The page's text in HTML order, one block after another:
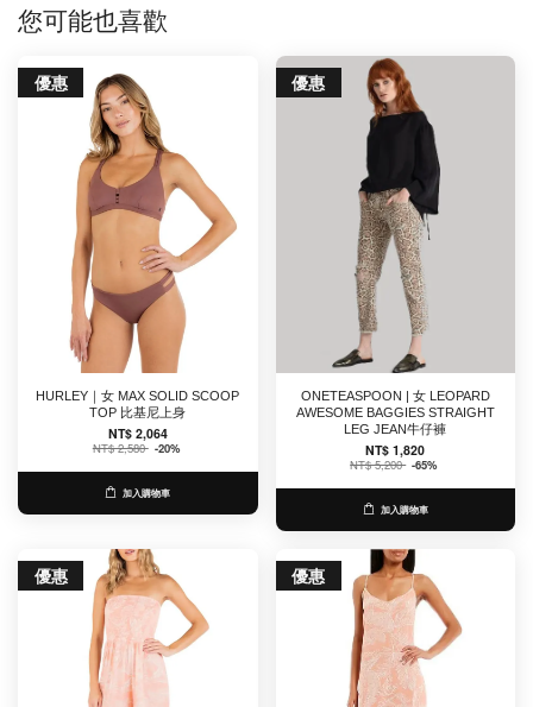
您可能也喜歡
優惠
HURLEY｜女 MAX SOLID SCOOP
TOP 比基尼上身
NT$ 2,064
NT$ 2,580 -20%
加入購物車
優惠
ONETEASPOON | 女 LEOPARD
AWESOME BAGGIES STRAIGHT
LEG JEAN牛仔褲
NT$ 1,820
NT$ 5,200 -65%
加入購物車
優惠 優惠